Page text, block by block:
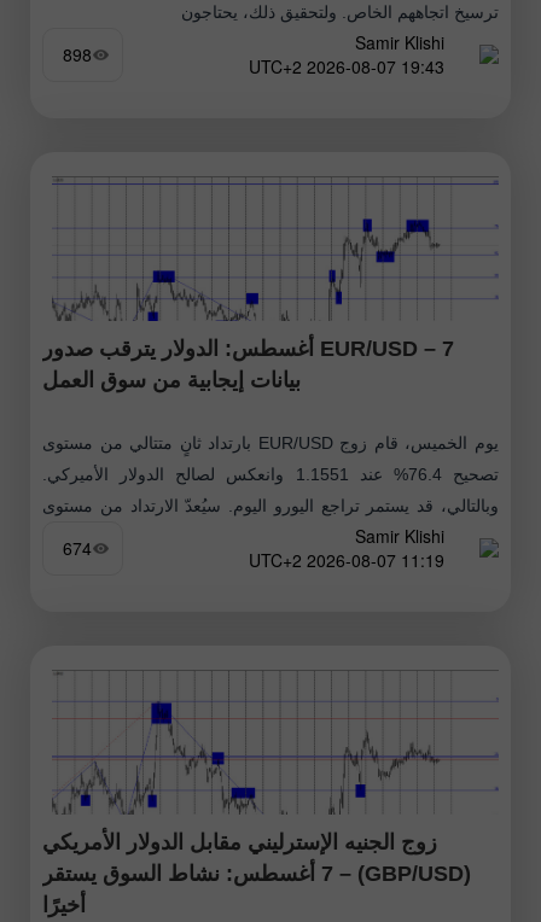
ترسيخ اتجاههم الخاص. ولتحقيق ذلك، يحتاجون
Samir Klishi
19:43 2026-08-07 UTC+2
898
EUR/USD – 7 أغسطس: الدولار يترقب صدور
بيانات إيجابية من سوق العمل
يوم الخميس، قام زوج EUR/USD بارتداد ثانٍ متتالي من مستوى
تصحيح 76.4% عند 1.1551 وانعكس لصالح الدولار الأميركي.
وبالتالي، قد يستمر تراجع اليورو اليوم. سيُعدّ الارتداد من مستوى
فيبوناتشي 61.8%Samir Klishi
11:19 2026-08-07 UTC+2
674
زوج الجنيه الإسترليني مقابل الدولار الأمريكي
(GBP/USD) – 7 أغسطس: نشاط السوق يستقر
أخيرًا